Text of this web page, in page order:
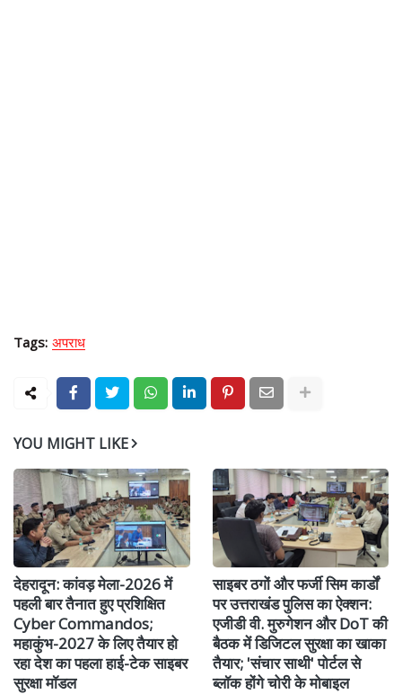
Tags: अपराध
YOU MIGHT LIKE
देहरादून: कांवड़ मेला-2026 में
पहली बार तैनात हुए प्रशिक्षित
Cyber Commandos;
महाकुंभ-2027 के लिए तैयार हो
रहा देश का पहला हाई-टेक साइबर
सुरक्षा मॉडल
साइबर ठगों और फर्जी सिम कार्डों
पर उत्तराखंड पुलिस का ऐक्शन:
एजीडी वी. मुरुगेशन और DoT की
बैठक में डिजिटल सुरक्षा का खाका
तैयार; 'संचार साथी' पोर्टल से
ब्लॉक होंगे चोरी के मोबाइल